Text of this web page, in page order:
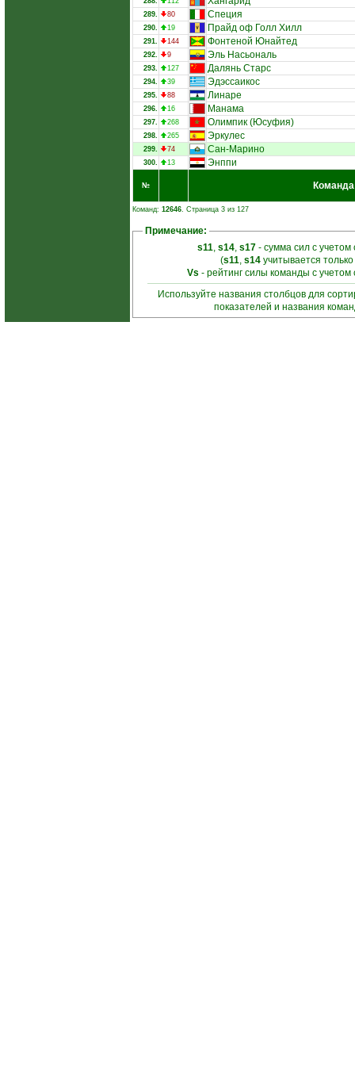
289. 80 Специя
290. 19 Прайд оф Голл Хилл
291. 144 Фонтеной Юнайтед
292. 9 Эль Насьональ
293. 127 Далянь Старс
294. 39 Эдэссаикос
295. 88 Линаре
296. 16 Манама
297. 268 Олимпик (Юсуфия)
298. 265 Эркулес
299. 74 Сан-Марино
300. 13 Энппи
№ Команда
Команд: 12646. Страница 3 из 127
Примечание:
s11, s14, s17- сумма сил с учетом
(s11, s14 учитывается
Vs - рейтинг силы команды с
Используйте названия столбцов для
показателей и названия